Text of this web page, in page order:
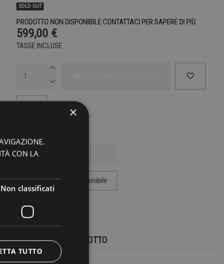
SOLD OUT
PRODOTTO NON DISPONIBILE CONTATTACI PER SAPERE DI PIÙ
599,00 €
TASSE INCLUSE
MARCA:
DETTAGLI DEL PRODOTTO
×
CON LA
Non classificati
TUTTO